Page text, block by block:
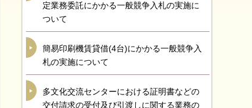
定業務委託にかかる一般競争入札の実施に
ついて
簡易印刷機賃貸借(4台)にかかる一般競争入
札の実施について
多文化交流センターにおける証明書などの
交付請求の受付及び引渡しに関する業務の